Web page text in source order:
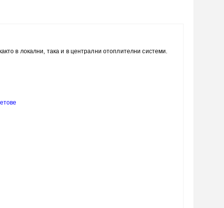
в локални, така и в централни отоплителни системи.